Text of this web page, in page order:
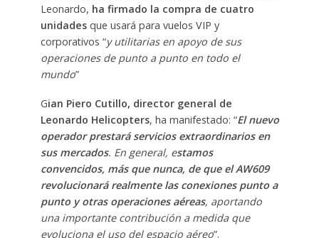
Leonardo, ha firmado la compra de cuatro
unidadesque usará para vuelos VIP y
corporativos “y utilitarias en apoyo de sus
operaciones de punto a punto en todo el
mundo”
Gian Piero Cutillo, director general de
Leonardo Helicopters, ha manifestado: “El nuevo
operador prestará servicios extraordinarios en
sus mercados. En general, estamos
convencidos, más que nunca, de que el AW609
revolucionará realmente las conexiones punto a
punto y otras operaciones aéreas, aportando
una importante contribución a medida que
evoluciona el uso del espacio aéreo”.